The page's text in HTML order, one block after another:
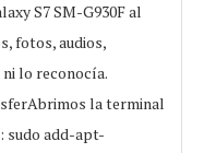
S7 SM-G930F al
fotos, audios,
lo reconocía.
la terminal
sudo add-apt-